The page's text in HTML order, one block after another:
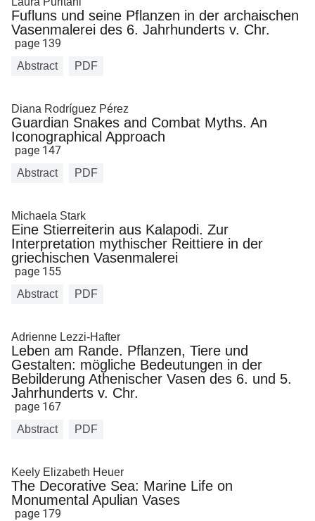
Fufluns und seine Pflanzen in der archaischen
Vasenmalerei des 6. Jahrhunderts v. Chr.
page 139
Abstract PDF
Diana Rodríguez Pérez
Guardian Snakes and Combat Myths. An
Iconographical Approach
page 147
Abstract PDF
Michaela Stark
Eine Stierreiterin aus Kalapodi. Zur
Interpretation mythischer Reittiere in der
griechischen Vasenmalerei
page 155
Abstract PDF
Adrienne Lezzi-Hafter
Leben am Rande. Pflanzen, Tiere und
Gestalten: mögliche Bedeutungen in der
Bebilderung Athenischer Vasen des 6. und 5.
Jahrhunderts v. Chr.
page 167
Abstract PDF
Keely Elizabeth Heuer
The Decorative Sea: Marine Life on
Monumental Apulian Vases
page 179